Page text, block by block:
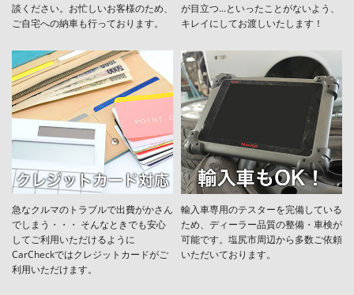
談ください。お忙しいお客様のため、
ご自宅への納車も行っております。
が目立つ...といったことがないよう、
キレイにしてお渡しいたします！
急なクルマのトラブルで出費がかさん
でしまう・・・ そんなときでも安心
してご利用いただけるように
CarCheckではクレジットカードがご
利用いただけます。
輸入車専用のテスターを完備している
ため、ディーラー品質の整備・車検が
可能です。塩尻市周辺から多数ご依頼
いただいております。